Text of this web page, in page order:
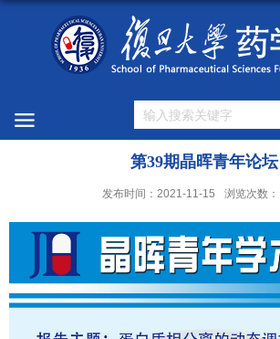
第39期晶晖青年论坛
发布时间：2021-11-15 浏览次数：